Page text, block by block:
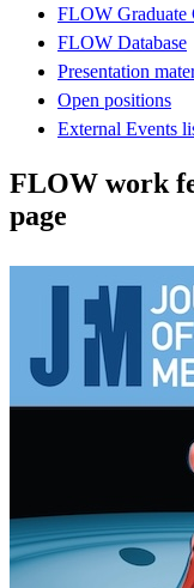
FLOW Graduate
FLOW Database
Presentation
Open positions
External Events
FLOW work
page